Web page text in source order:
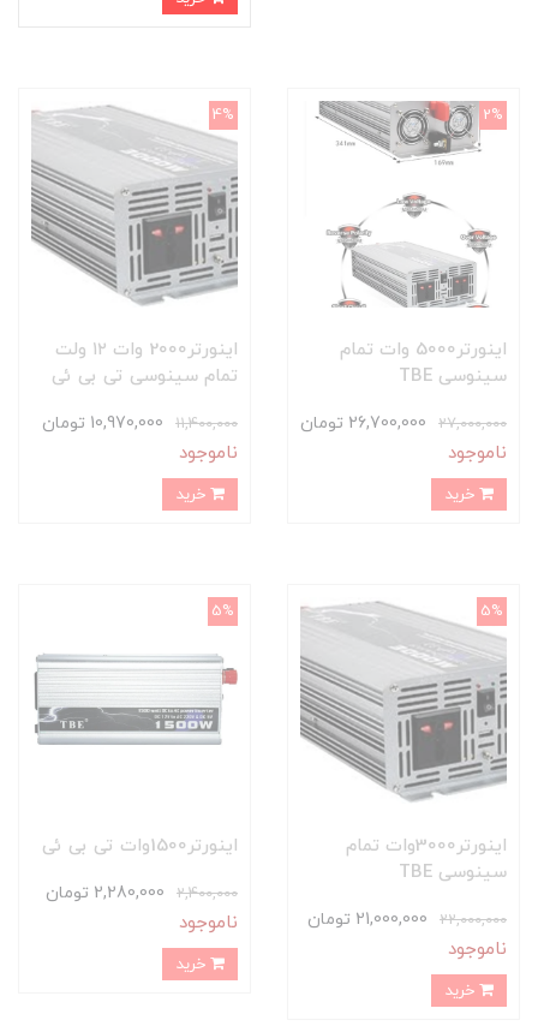
اینورتر5000 وات تمام
سینوسی TBE
27,000,000 26,700,000 تومان
2%
ناموجود
اینورتر2000 وات ۱۲ ولت
تمام سینوسی تی بی ئی
11,400,000 10,970,000 تومان
4%
ناموجود
اینورتر3000وات تمام
سینوسی TBE
22,000,000 21,000,000 تومان
5%
ناموجود
اینورتر1500وات تی بی ئی
2,400,000 2,280,000 تومان
5%
ناموجود